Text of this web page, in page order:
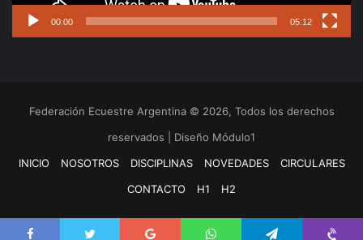
00:00 05:12
Federación Ecuestre Argentina © 2026, Todos los derechos
reservados | Diseño Módulo1
INICIO
NOSOTROS DISCIPLINAS NOVEDADES
CIRCULARES
CONTACTO
H1 H2